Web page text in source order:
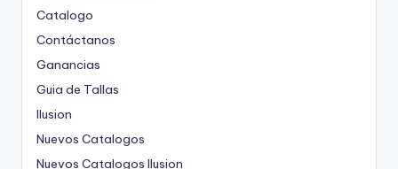
Catalogo
Contáctanos
Ganancias
Guia de Tallas
Ilusion
Nuevos Catalogos
Nuevos Catalogos Ilusion